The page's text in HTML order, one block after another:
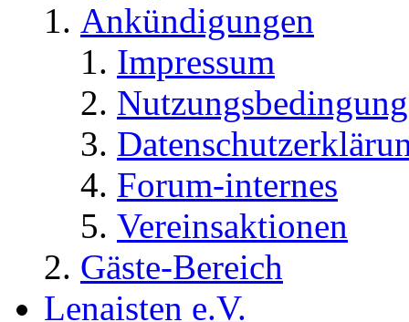
Ankündigungen
Impressum
Forum-internes
Vereinsaktionen
Gäste-Bereich
Lenaisten e.V.